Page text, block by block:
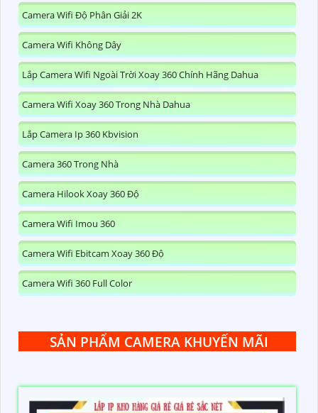
Camera Wifi Độ Phân Giải 2K
Camera Wifi Không Dây
Lắp Camera Wifi Ngoài Trời Xoay 360 Chính Hãng Dahua
Camera Wifi Xoay 360 Trong Nhà Dahua
Lắp Camera Ip 360 Kbvision
Camera 360 Trong Nhà
Camera Hilook Xoay 360 Độ
Camera Wifi Imou 360
Camera Wifi Ebitcam Xoay 360 Độ
Camera Wifi 360 Full Color
SẢN PHẨM CAMERA KHUYẾN MÃI